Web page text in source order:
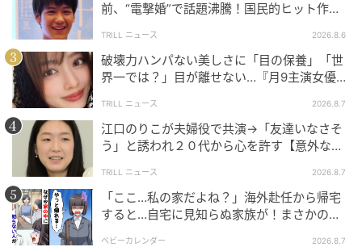
Hearst Owned
36年目となる今年は、審査委員を一新。審査委員長に
倉本仁を迎えたほか、建築家の田根剛や、世界的に活
躍するロナン・ブルレック、セシリエ・マンツ、IFDA
開催委員会会長、藤田哲也らが審査委員に就任した。
そして今年のテーマには「Origin（オリジン）」が掲
げられた。
〈写真〉世界から集まった審査委員の面々。上段左：
前、“電撃婚”で話題沸騰！国民的ヒット作
TRILL ニュース 2026.8.6
破壊力ハンパない美しさに「目の保養」「世
界一では？」目が離せない…『月9主演女優
TRILL ニュース 2026.8.7
江口のりこが夫婦役で共演→「友達いなさそ
う」と誘われ２０代から心を許す【意外な親
TRILL ニュース 2026.8.7
「ここ…私の家だよね？」海外赴任から帰宅
すると…自宅に見知らぬ家族が！まさかの真
ベビーカレンダー 2026.8.7